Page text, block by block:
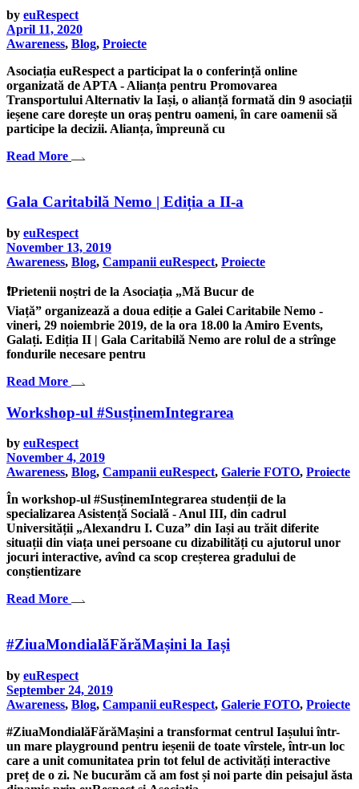
by euRespect
April 11, 2020
Awareness, Blog, Proiecte
Asociația euRespect a participat la o conferință online
organizată de APTA - Alianța pentru Promovarea
Transportului Alternativ la Iași, o alianță formată din 9 asociații
ieșene care dorește un oraș pentru oameni, în care oamenii să
participe la decizii. Alianța, împreună cu
Read More
Gala Caritabilă Nemo | Ediția a II-a
by euRespect
November 13, 2019
Awareness, Blog, Campanii euRespect, Proiecte
❗️Prietenii noștri de la Asociația „Mă Bucur de
Viață” organizează a doua ediție a Galei Caritabile Nemo -
vineri, 29 noiembrie 2019, de la ora 18.00 la Amiro Events,
Galați. Ediția II | Gala Caritabilă Nemo are rolul de a strînge
fondurile necesare pentru
Read More
Workshop-ul #SusținemIntegrarea
by euRespect
November 4, 2019
Awareness, Blog, Campanii euRespect, Galerie FOTO, Proiecte
În workshop-ul #SusținemIntegrarea studenții de la
specializarea Asistență Socială - Anul III, din cadrul
Universității „Alexandru I. Cuza” din Iași au trăit diferite
situații din viața unei persoane cu dizabilități cu ajutorul unor
jocuri interactive, avînd ca scop creșterea gradului de
conștientizare
Read More
#ZiuaMondialăFărăMașini la Iași
by euRespect
September 24, 2019
Awareness, Blog, Campanii euRespect, Galerie FOTO, Proiecte
#ZiuaMondialăFărăMașini a transformat centrul Iașului într-
un mare playground pentru ieșenii de toate vîrstele, într-un loc
care a unit comunitatea prin tot felul de activități interactive
preț de o zi. Ne bucurăm că am fost și noi parte din peisajul ăsta